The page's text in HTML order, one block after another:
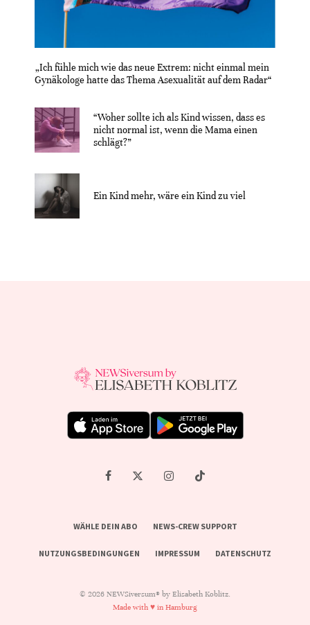
„Ich fühle mich wie das neue Extrem: nicht einmal mein
Gynäkologe hatte das Thema Asexualität auf dem Radar“
“Woher sollte ich als Kind wissen, dass es
nicht normal ist, wenn die Mama einen
schlägt?”
Ein Kind mehr, wäre ein Kind zu viel
WÄHLE DEIN ABO NEWS-CREW SUPPORT
NUTZUNGSBEDINGUNGEN IMPRESSUM DATENSCHUTZ
© 2026 NEWSiversum® by Elisabeth Koblitz.
Made with ♥ in Hamburg